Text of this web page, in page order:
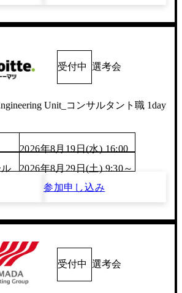
受付中 選考会
Unit_コンサルタント職 1day
2026年8月19日(水) 16:00
2026年8月29日(土) 9:30～
参加申し込み
受付中 選考会